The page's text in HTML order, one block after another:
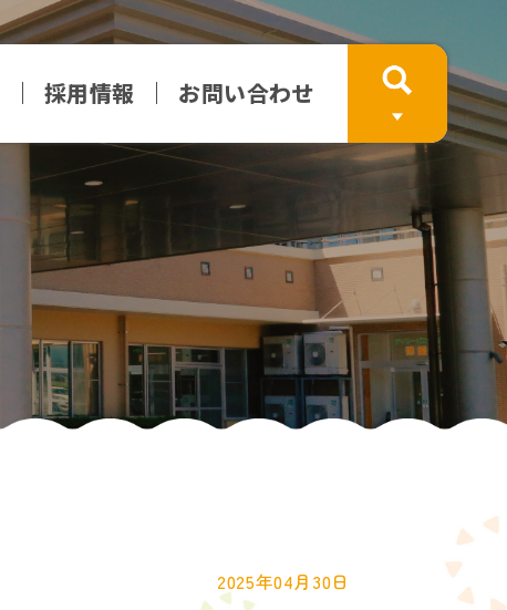
採用情報 お問い合わせ
2025年04月30日